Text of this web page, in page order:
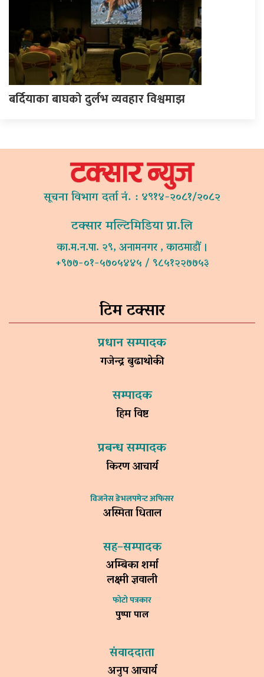
बर्दियाका बाघको दुर्लभ व्यवहार विश्वमाझ
सूचना विभाग दर्ता नं. : ४९१४-२०८१/२०८२
टक्सार मल्टिमिडिया प्रा.लि
का.म.न.पा. २९, अनामनगर , काठमाडौं ।
+९७७-०१-५७०५४४५ / ९८५१२२७७५३
टिम टक्सार
प्रधान सम्पादक
गजेन्द्र बुढाथोकी
सम्पादक
हिम विष्ट
प्रबन्ध सम्पादक
किरण आचार्य
विजनेस डेभलपमेन्ट अफिसर
अस्मिता धिताल
सह–सम्पादक
अम्बिका शर्मा
लक्ष्मी ज्ञवाली
फोटो पत्रकार
पुष्पा पाल
संवाददाता
अनुप आचार्य